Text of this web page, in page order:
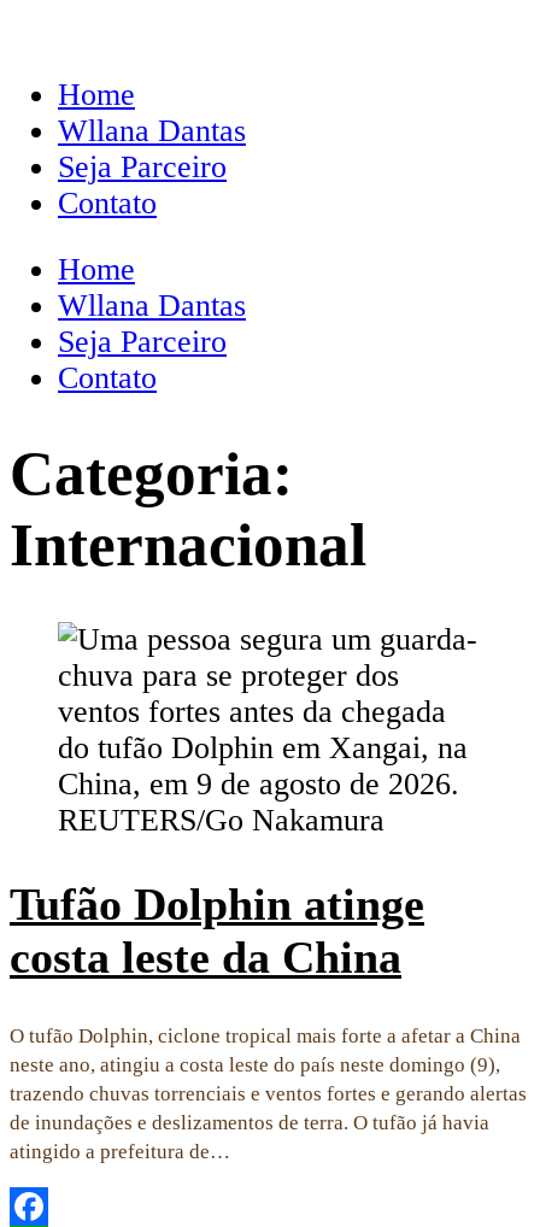
Home
Wllana Dantas
Seja Parceiro
Contato
Home
Wllana Dantas
Seja Parceiro
Contato
Categoria:
Internacional
Tufão Dolphin atinge
costa leste da China
O tufão Dolphin, ciclone tropical mais forte a afetar a China
neste ano, atingiu a costa leste do país neste domingo (9),
trazendo chuvas torrenciais e ventos fortes e gerando alertas
de inundações e deslizamentos de terra. O tufão já havia
atingido a prefeitura de…